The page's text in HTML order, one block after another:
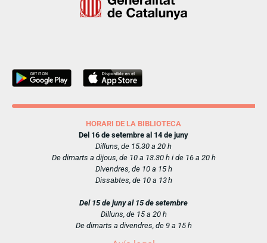
HORARI DE LA BIBLIOTECA
Del 16 de setembre al 14 de juny
Dilluns, de 15.30 a 20 h
De dimarts a dijous, de 10 a 13.30 h i de 16 a 20 h
Divendres, de 10 a 15 h
Dissabtes, de 10 a 13 h
Del 15 de juny al 15 de setembre
Dilluns, de 15 a 20 h
De dimarts a divendres, de 9 a 15 h